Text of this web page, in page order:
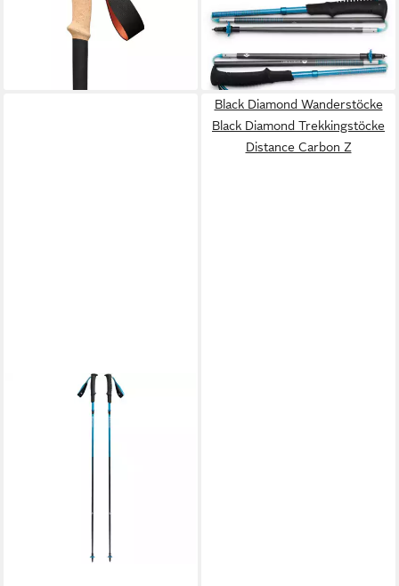
UVP110,00 €
Distance Carbon Z
137,89 € UVP160,00 €
-14%
lieferbar - in 2-3 Werktagen bei dir
Black Diamond Wanderstöcke
Black Diamond Trekkingstöcke
Distance Carbon Z